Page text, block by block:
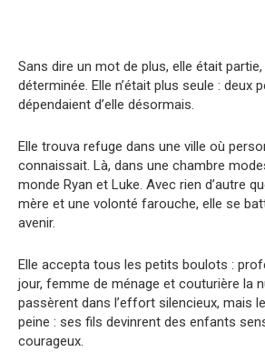
Sans dire un mot de plus, elle était
déterminée. Elle n’était plus seule : deux
dépendaient d’elle désormais.
Elle trouva refuge dans une ville où
connaissait. Là, dans une chambre
monde Ryan et Luke. Avec rien d’autre
mère et une volonté farouche, elle se
avenir.
Elle accepta tous les petits boulots :
jour, femme de ménage et couturière la
passèrent dans l’effort silencieux, mais
peine : ses fils devinrent des enfants
courageux.